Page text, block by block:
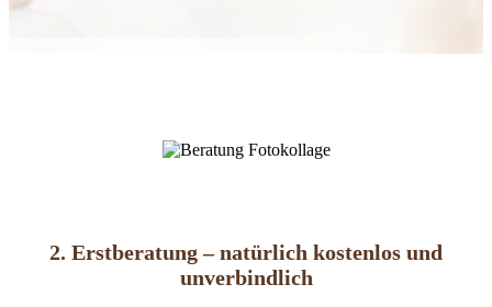
2. Erstberatung – natürlich kostenlos und
unverbindlich